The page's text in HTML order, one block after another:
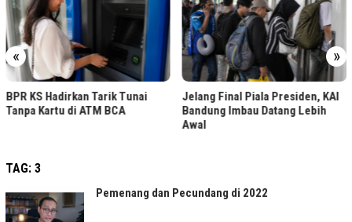
« »
BPR KS Hadirkan Tarik Tunai
Tanpa Kartu di ATM BCA
Jelang Final Piala Presiden, KAI
Bandung Imbau Datang Lebih
Awal
TAG: 3
Pemenang dan Pecundang di 2022